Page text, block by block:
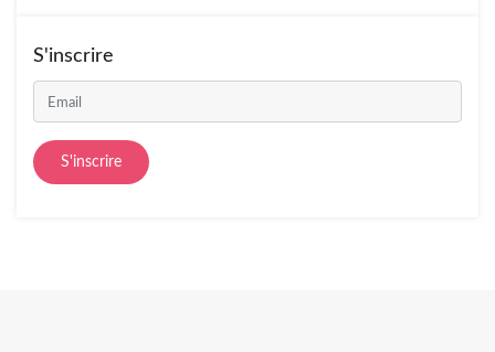
S'inscrire
S'inscrire